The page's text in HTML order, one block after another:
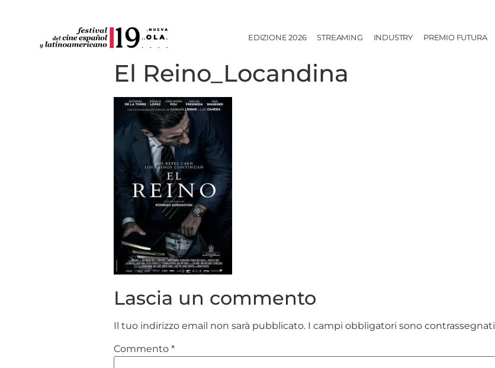
EDIZIONE 2026 STREAMING INDUSTRY PREMIO FUTURA
El Reino_Locandina
Lascia un commento
Il tuo indirizzo email non sarà pubblicato. I campi obbligatori sono contrassegnati
Commento *